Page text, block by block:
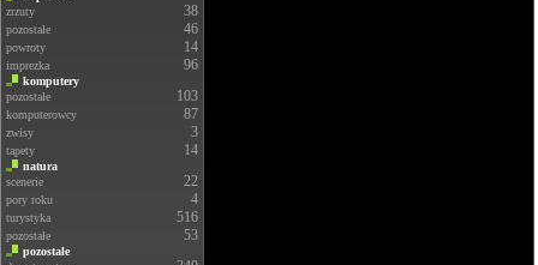
zrzuty
38
pozostałe 46
powroty 14
imprezka 96
komputery
pozostałe
103
komputerowcy 87
zwisy 3
tapety 14
natura
scenerie
22
pory roku 4
turystyka 516
pozostałe 53
pozostałe